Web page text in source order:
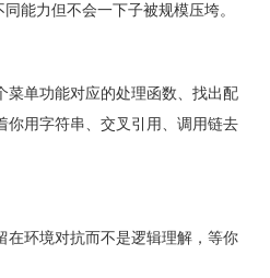
能力但不会一下子被规模压垮。
菜单功能对应的处理函数、找出配
你用字符串、交叉引用、调用链去
在环境对抗而不是逻辑理解，等你